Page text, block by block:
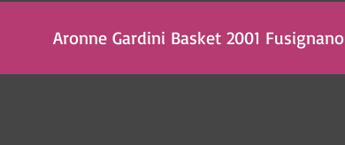
Aronne Gardini Basket 2001 Fusignano